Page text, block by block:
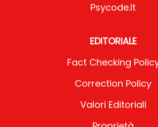
Psycode.it
EDITORIALE
Fact Checking
Correction Policy
Valori Editoriali